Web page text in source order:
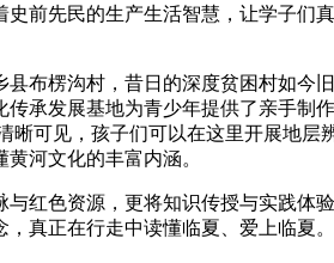
前先民的生产生活智慧，让学子们
布楞沟村，昔日的深度贫困村如今
承发展基地为青少年提供了亲手制
可见，孩子们可以在这里开展地层
河文化的丰富内涵。
红色资源，更将知识传授与实践体
真正在行走中读懂临夏、爱上临夏